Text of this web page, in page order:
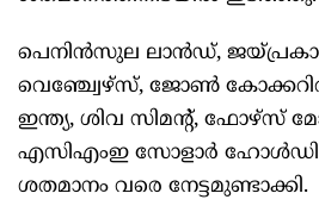
പെനിന്‍സുല ലാന്‍ഡ്,
വെഞ്ച്വേഴ്‌സ്, ജോണ്‍ കോക്കറില്‍
ഇന്ത്യ, ശിവ സിമന്റ്, ഫോഴ്‌സ്
എസിഎംഇ സോളാര്‍
ശതമാനം വരെ നേട്ടമുണ്ടാക്കി.